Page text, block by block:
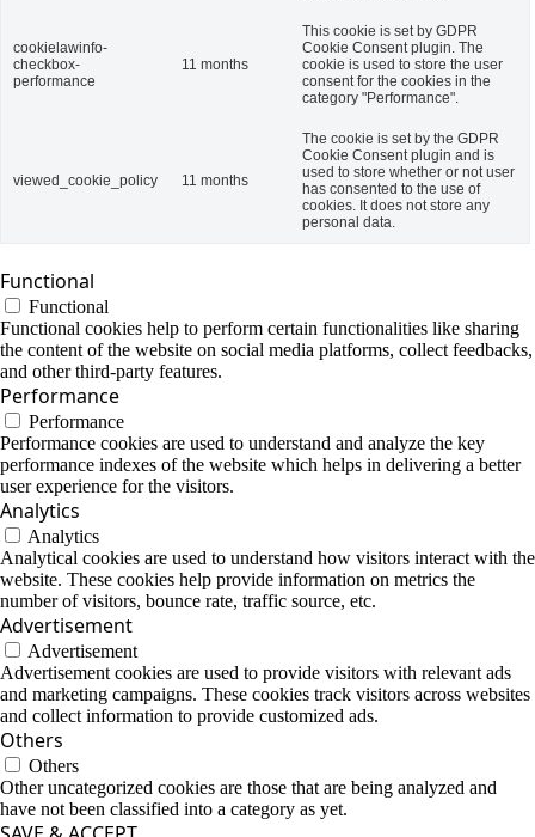
cookielawinfo-
checkbox-
performance
11 months
This cookie is set by GDPR
Cookie Consent plugin. The
cookie is used to store the user
consent for the cookies in the
category "Performance".
viewed_cookie_policy 11 months
The cookie is set by the GDPR
Cookie Consent plugin and is
used to store whether or not user
has consented to the use of
cookies. It does not store any
personal data.
Functional
Functional
Functional cookies help to perform certain functionalities like sharing
the content of the website on social media platforms, collect feedbacks,
and other third-party features.
Performance
Performance
Performance cookies are used to understand and analyze the key
performance indexes of the website which helps in delivering a better
user experience for the visitors.
Analytics
Analytics
Analytical cookies are used to understand how visitors interact with the
website. These cookies help provide information on metrics the
number of visitors, bounce rate, traffic source, etc.
Advertisement
Advertisement
Advertisement cookies are used to provide visitors with relevant ads
and marketing campaigns. These cookies track visitors across websites
and collect information to provide customized ads.
Others
Others
Other uncategorized cookies are those that are being analyzed and
have not been classified into a category as yet.